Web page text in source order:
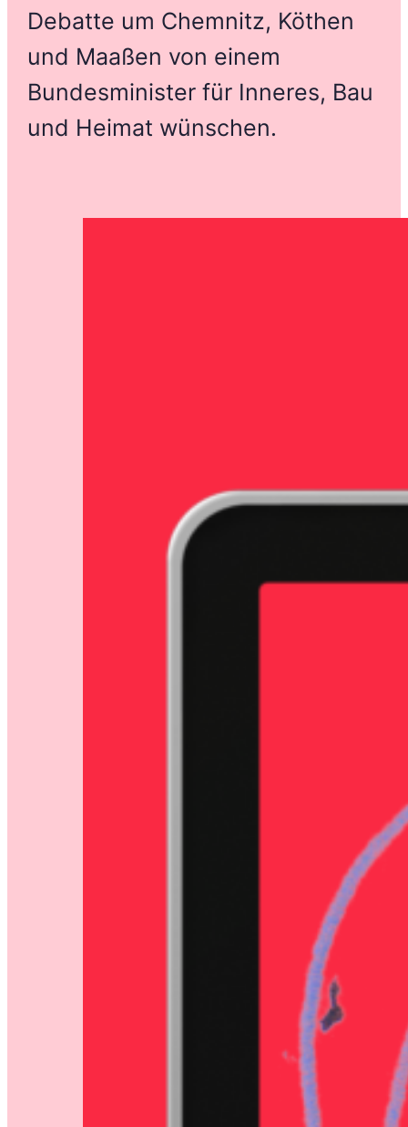
Debatte um Chemnitz, Köthen
und Maaßen von einem
Bundesminister für Inneres, Bau
und Heimat wünschen.